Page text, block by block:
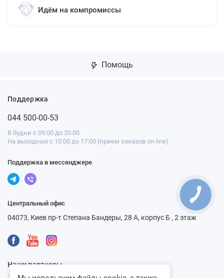
Идём на компромиссы
Помощь
Поддержка
044 500-00-53
В будни с 09:00 до 20:00
На выходных с 10:00 до 17:00 (прием заказов on-line)
Поддержка в мессенджере
Центральный офис
04073, Киев пр-т Степана Бандеры, 28 А, корпус Б , 2 этаж
Наши партнеры